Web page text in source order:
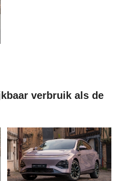
verbruik als de